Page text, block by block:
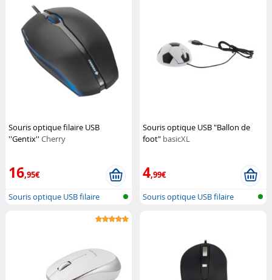
Souris optique filaire USB
''Gentix'' Cherry
16,95€
Souris optique USB filaire
Souris optique USB "Ballon de
foot" basicXL
4,99€
Souris optique USB filaire